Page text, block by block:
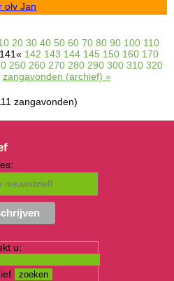
olv Jan
20 30 40 50 60 70 80 90 100 110
142 143 144 145 150 160 170
250 260 270 280 290 300 310 320
zangavonden (archief) »
zangavonden)
u: